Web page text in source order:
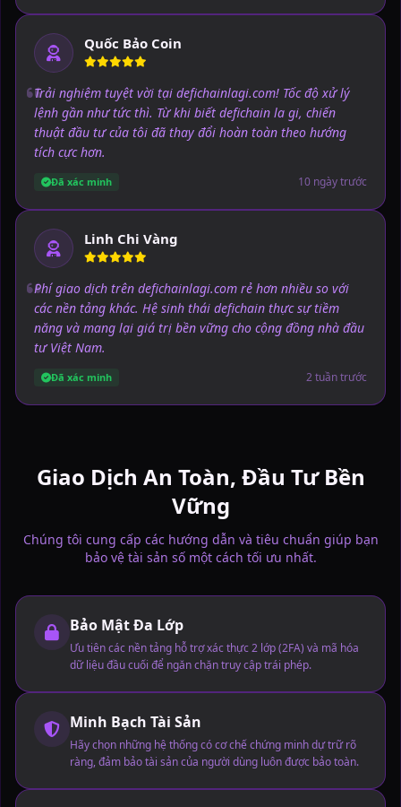
Quốc Bảo Coin
Trải nghiệm tuyệt vời tại defichainlagi.com! Tốc độ xử lý
lệnh gần như tức thì. Từ khi biết defichain la gi, chiến
thuật đầu tư của tôi đã thay đổi hoàn toàn theo hướng
tích cực hơn.
Đã xác minh 10 ngày trước
Linh Chi Vàng
Phí giao dịch trên defichainlagi.com rẻ hơn nhiều so với
các nền tảng khác. Hệ sinh thái defichain thực sự tiềm
năng và mang lại giá trị bền vững cho cộng đồng nhà đầu
tư Việt Nam.
Đã xác minh 2 tuần trước
Giao Dịch An Toàn, Đầu Tư Bền
Vững
Chúng tôi cung cấp các hướng dẫn và tiêu chuẩn giúp bạn
bảo vệ tài sản số một cách tối ưu nhất.
Bảo Mật Đa Lớp
Ưu tiên các nền tảng hỗ trợ xác thực 2 lớp (2FA) và mã hóa
dữ liệu đầu cuối để ngăn chặn truy cập trái phép.
Minh Bạch Tài Sản
Hãy chọn những hệ thống có cơ chế chứng minh dự trữ rõ
ràng, đảm bảo tài sản của người dùng luôn được bảo toàn.